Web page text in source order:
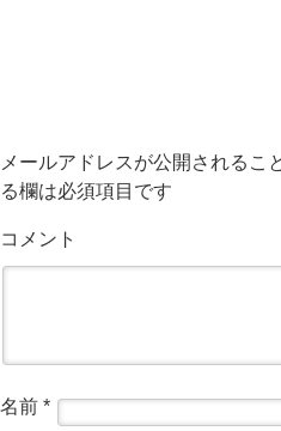
メールアドレスが公開されるこ
る欄は必須項目です
コメント
名前 *